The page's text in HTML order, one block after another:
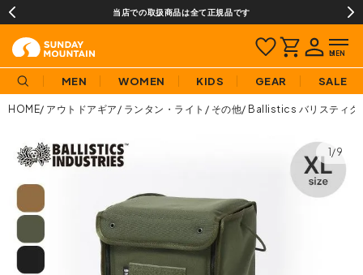
当店での取扱商品は全て正規品です
MEN WOMEN KIDS GEAR SALE
HOME アウトドアギア ランタン・ライト その他 Ballistics バリスティク
1/9